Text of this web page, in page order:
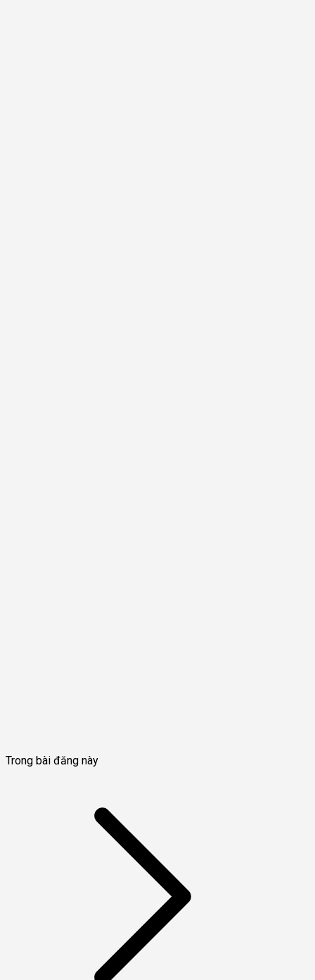
Trong bài đăng này